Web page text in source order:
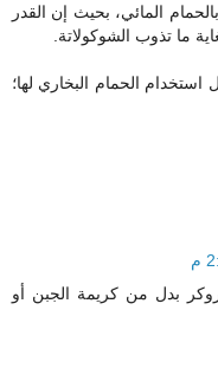
المائي، بحيث إن القدر
ما تذوب الشوكولاتة.
استخدام الحمام البخاري لها؛
بدل من كريمة الجبن أو